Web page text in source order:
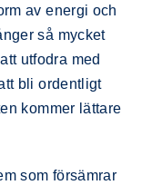
av energi och
så mycket
utfodra med
bli ordentligt
kommer lättare
som försämrar